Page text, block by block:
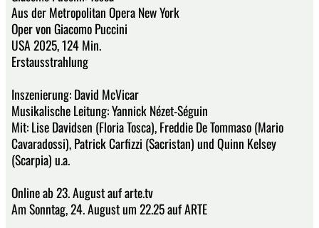
Aus der Metropolitan Opera New York
Oper von Giacomo Puccini
USA 2025, 124 Min.
Erstausstrahlung
Inszenierung: David McVicar
Musikalische Leitung: Yannick Nézet-Séguin
Mit: Lise Davidsen (Floria Tosca), Freddie De Tommaso (Mario
Cavaradossi), Patrick Carfizzi (Sacristan) und Quinn Kelsey
(Scarpia) u.a.
Online ab 23. August auf arte.tv
Am Sonntag, 24. August um 22.25 auf ARTE